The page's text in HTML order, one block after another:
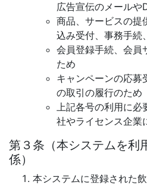
広告宣伝のメールや
商品、サービスの提
込み受付、事務手続
会員登録手続、会員
ため
キャンペーンの応募
の取引の履行のため
上記各号の利用に必
社やライセンス企業
第３条（本システムを利
係）
本システムに登録された